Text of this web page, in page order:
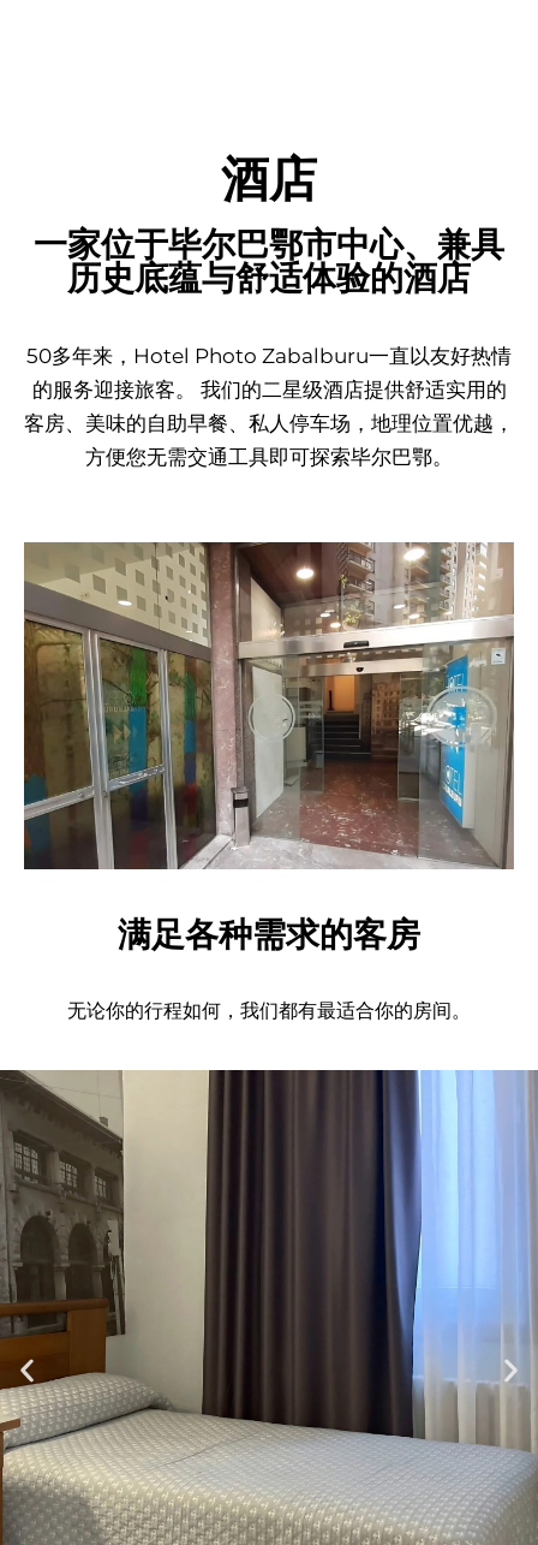
酒店
一家位于毕尔巴鄂市中心、兼具
历史底蕴与舒适体验的酒店
50多年来，Hotel Photo Zabalburu一直以友好热情
的服务迎接旅客。 我们的二星级酒店提供舒适实用的
客房、美味的自助早餐、私人停车场，地理位置优越，
方便您无需交通工具即可探索毕尔巴鄂。
满足各种需求的客房
无论你的行程如何，我们都有最适合你的房间。